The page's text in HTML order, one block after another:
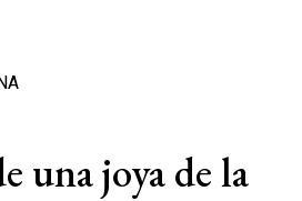
una joya de la